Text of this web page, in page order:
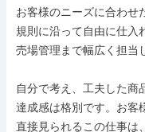
お客様のニーズに合わせ
規則に沿って自由に仕入
売場管理まで幅広く担当
自分で考え、工夫した商
達成感は格別です。お客
直接見られるこの仕事は、